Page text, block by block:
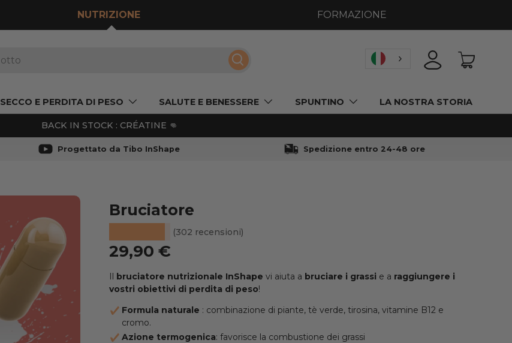
NUTRIZIONE FORMAZIONE
Ricerca ACCEDI CESTINO
SECCO E PERDITA DI PESO SALUTE E BENESSERE SPUNTINO LA NOSTRA STORIA
BACK IN STOCK : CRÉATINE 👊
Progettato da Tibo InShape Spedizione entro 24-48 ore
Bruciatore
(302 recensioni)
Prezzo normale
29,90 €
Il bruciatore nutrizionale InShape vi aiuta a bruciare i grassi e a raggiungere i
vostri obiettivi di perdita di peso!
Formula naturale : combinazione di piante, tè verde, tirosina, vitamine B12 e
cromo.
Azione termogenica: favorisce la combustione dei grassi